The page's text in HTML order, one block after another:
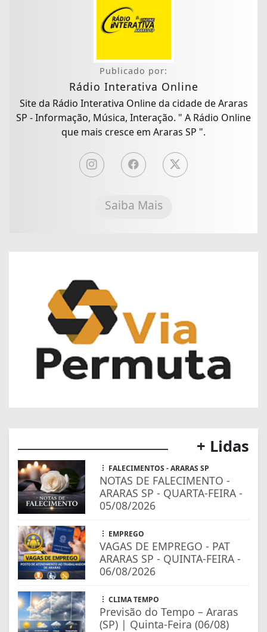
Publicado por:
Rádio Interativa Online
Site da Rádio Interativa Online da cidade de Araras
SP - Informação, Música, Interação. " A Rádio Online
que mais cresce em Araras SP ".
Saiba Mais
+ Lidas
FALECIMENTOS - ARARAS SP
NOTAS DE FALECIMENTO -
ARARAS SP - QUARTA-FEIRA -
05/08/2026
EMPREGO
VAGAS DE EMPREGO - PAT
ARARAS SP - QUINTA-FEIRA -
06/08/2026
CLIMA TEMPO
Previsão do Tempo – Araras
(SP) | Quinta-Feira (06/08)